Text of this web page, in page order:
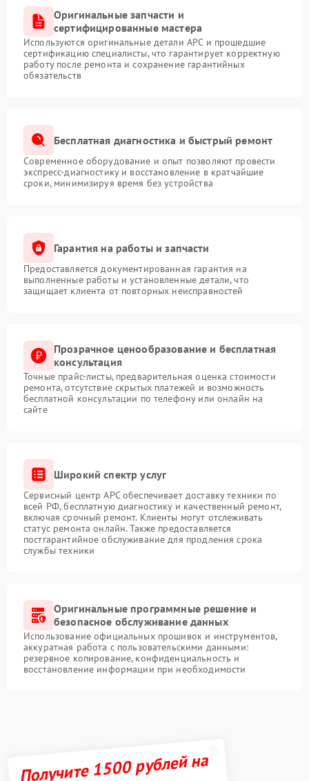
Оригинальные запчасти и
сертифицированные мастера
Используются оригинальные детали APC и прошедшие
сертификацию специалисты, что гарантирует корректную
работу после ремонта и сохранение гарантийных
обязательств
Бесплатная диагностика и быстрый ремонт
Современное оборудование и опыт позволяют провести
экспресс-диагностику и восстановление в кратчайшие
сроки, минимизируя время без устройства
Гарантия на работы и запчасти
Предоставляется документированная гарантия на
выполненные работы и установленные детали, что
защищает клиента от повторных неисправностей
Прозрачное ценообразование и бесплатная
консультация
Точные прайс-листы, предварительная оценка стоимости
ремонта, отсутствие скрытых платежей и возможность
бесплатной консультации по телефону или онлайн на
сайте
Широкий спектр услуг
Сервисный центр APC обеспечивает доставку техники по
всей РФ, бесплатную диагностику и качественный ремонт,
включая срочный ремонт. Клиенты могут отслеживать
статус ремонта онлайн. Также предоставляется
постгарантийное обслуживание для продления срока
службы техники
Оригинальные программные решение и
безопасное обслуживание данных
Использование официальных прошивок и инструментов,
аккуратная работа с пользовательскими данными:
резервное копирование, конфиденциальность и
восстановление информации при необходимости
Получите 1500 рублей на